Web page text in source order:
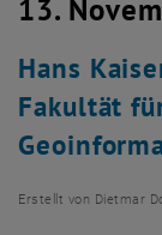
Zurück: Subseiten
Zurück zur
TU Wien
Übersicht
13.
Hans
Fakultät
Erstellt von Dietmar